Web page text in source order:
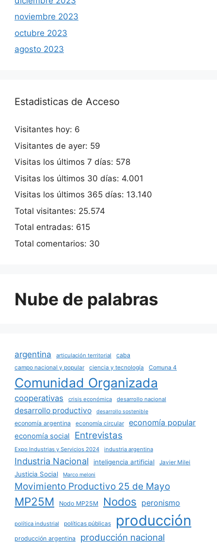
noviembre 2023
octubre 2023
agosto 2023
Estadisticas de Acceso
Visitantes hoy: 6
Visitantes de ayer: 59
Visitas los últimos 7 días: 578
Visitas los últimos 30 días: 4.001
Visitas los últimos 365 días: 13.140
Total visitantes: 25.574
Total entradas: 615
Total comentarios: 30
Nube de palabras
argentina articulación territorial
caba
campo nacional y popular
ciencia y tecnología Comuna 4
Comunidad Organizada
cooperativas crisis económica desarrollo nacional
desarrollo productivo desarrollo sostenible
economía argentina economía circular economía popular
economía social Entrevistas
Expo Industrias y Servicios 2024 industria argentina
Industria Nacional inteligencia artificial Javier Milei
Justicia Social Marco meloni
Movimiento Productivo 25 de Mayo
MP25M Nodo MP25M Nodos peronismo
política industrial políticas públicas producción
producción argentina producción nacional